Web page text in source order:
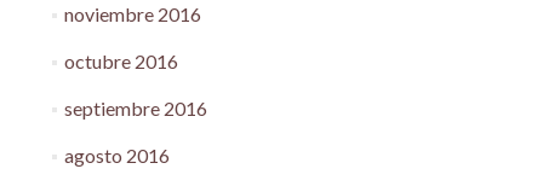
noviembre 2016
octubre 2016
septiembre 2016
agosto 2016